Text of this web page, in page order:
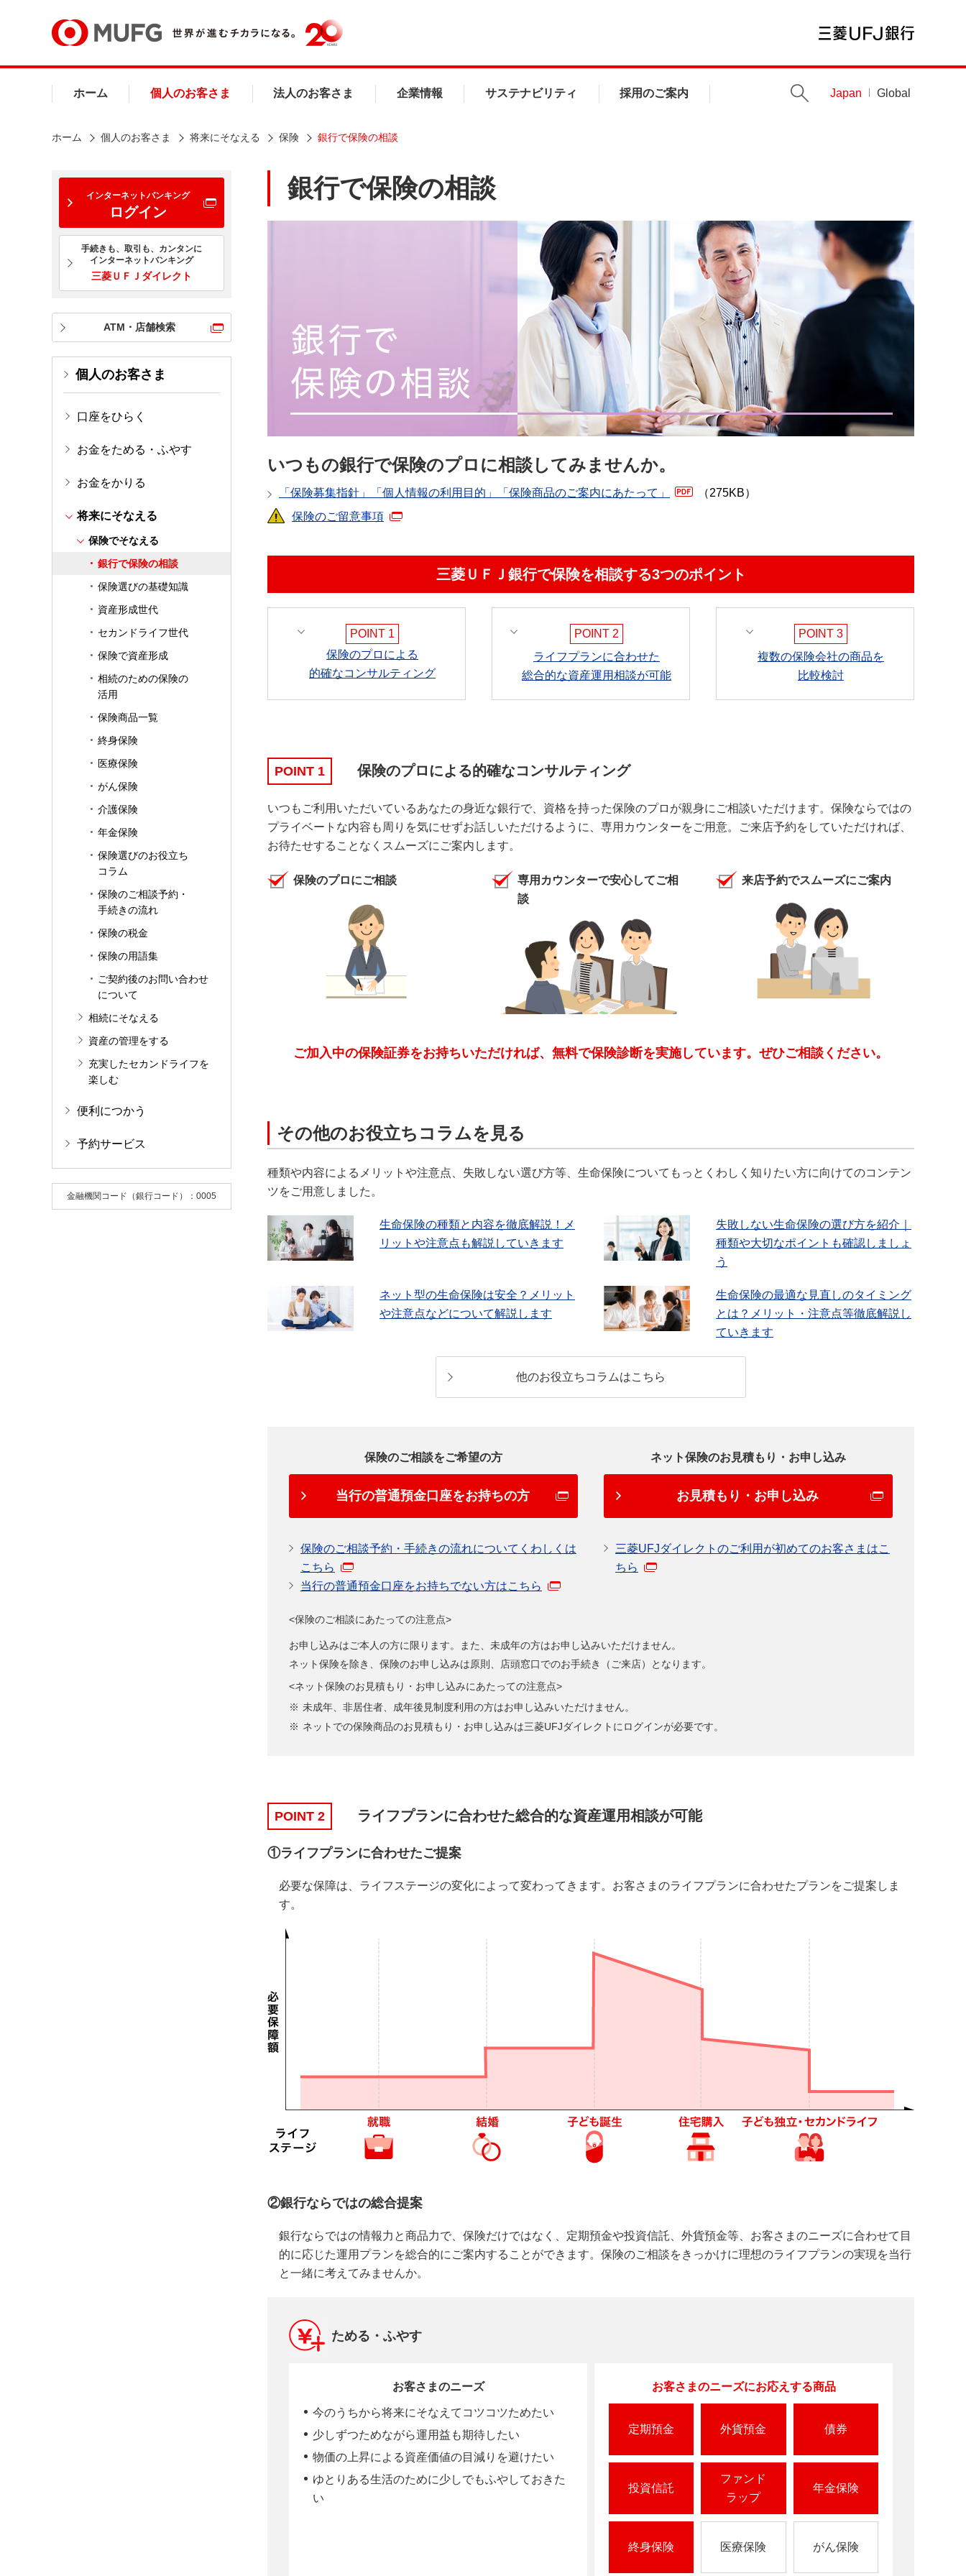
ホーム 個人のお客さま 法人のお客さま 企業情報 サステナビリティ 採用のご案内 Japan Global
ホーム 個人のお客さま 将来にそなえる 保険 銀行で保険の相談
インターネットバンキング
ログイン
手続きも、取引も、カンタンに
インターネットバンキング
三菱ＵＦＪダイレクト
ATM・店舗検索
個人のお客さま
口座をひらく
お金をためる・ふやす
お金をかりる
将来にそなえる
保険でそなえる
銀行で保険の相談
保険選びの基礎知識
資産形成世代
セカンドライフ世代
保険で資産形成
相続のための保険の
活用
保険商品一覧
終身保険
医療保険
がん保険
介護保険
年金保険
保険選びのお役立ち
コラム
保険のご相談予約・
手続きの流れ
保険の税金
保険の用語集
ご契約後のお問い合わせ
について
相続にそなえる
資産の管理をする
充実したセカンドライフを
楽しむ
便利につかう
予約サービス
金融機関コード（銀行コード）：0005
銀行で保険の相談
いつもの銀行で保険のプロに相談してみませんか。
「保険募集指針」「個人情報の利用目的」「保険商品のご案内にあたって」
（275KB）
保険のご留意事項
三菱ＵＦＪ銀行で保険を相談する3つのポイント
POINT 1
保険のプロによる
的確なコンサルティング
POINT 2
ライフプランに合わせた
総合的な資産運用相談が可能
POINT 3
複数の保険会社の商品を
比較検討
POINT 1 保険のプロによる的確なコンサルティング
いつもご利用いただいているあなたの身近な銀行で、資格を持った保険のプロが親身にご相談いただけます。保険ならではの
プライベートな内容も周りを気にせずお話しいただけるように、専用カウンターをご用意。ご来店予約をしていただければ、
お待たせすることなくスムーズにご案内します。
保険のプロにご相談
専用カウンターで安心してご相
談
来店予約でスムーズにご案内
ご加入中の保険証券をお持ちいただければ、無料で保険診断を実施しています。ぜひご相談ください。
その他のお役立ちコラムを見る
種類や内容によるメリットや注意点、失敗しない選び方等、生命保険についてもっとくわしく知りたい方に向けてのコンテン
ツをご用意しました。
生命保険の種類と内容を徹底解説！メ
リットや注意点も解説していきます
失敗しない生命保険の選び方を紹介｜
種類や大切なポイントも確認しましょ
う
ネット型の生命保険は安全？メリット
や注意点などについて解説します
生命保険の最適な見直しのタイミング
とは？メリット・注意点等徹底解説し
ていきます
他のお役立ちコラムはこちら
保険のご相談をご希望の方
当行の普通預金口座をお持ちの方
保険のご相談予約・手続きの流れについてくわしくは
こちら
当行の普通預金口座をお持ちでない方はこちら
ネット保険のお見積もり・お申し込み
お見積もり・お申し込み
三菱UFJダイレクトのご利用が初めてのお客さまはこ
ちら
<保険のご相談にあたっての注意点>
お申し込みはご本人の方に限ります。また、未成年の方はお申し込みいただけません。
ネット保険を除き、保険のお申し込みは原則、店頭窓口でのお手続き（ご来店）となります。
<ネット保険のお見積もり・お申し込みにあたっての注意点>
未成年、非居住者、成年後見制度利用の方はお申し込みいただけません。
ネットでの保険商品のお見積もり・お申し込みは三菱UFJダイレクトにログインが必要です。
POINT 2 ライフプランに合わせた総合的な資産運用相談が可能
①ライフプランに合わせたご提案
必要な保障は、ライフステージの変化によって変わってきます。お客さまのライフプランに合わせたプランをご提案しま
す。
②銀行ならではの総合提案
銀行ならではの情報力と商品力で、保険だけではなく、定期預金や投資信託、外貨預金等、お客さまのニーズに合わせて目
的に応じた運用プランを総合的にご案内することができます。保険のご相談をきっかけに理想のライフプランの実現を当行
と一緒に考えてみませんか。
ためる・ふやす
お客さまのニーズ
今のうちから将来にそなえてコツコツためたい
少しずつためながら運用益も期待したい
物価の上昇による資産価値の目減りを避けたい
ゆとりある生活のために少しでもふやしておきた
い
お客さまのニーズにお応えする商品
定期預金 外貨預金 債券
投資信託
ファンド
ラップ
年金保険
終身保険 医療保険 がん保険